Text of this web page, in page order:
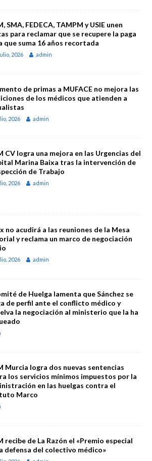
SMA, FEDECA, TAMPM y USIE unen
para reclamar que se recupere la paga
que suma 16 años recortada
2026 admin
de primas a MUFACE no mejora las
de los médicos que atienden a
2026 admin
CV logra una mejora en las Urgencias del
Marina Baixa tras la intervención de
de Trabajo
2026 admin
no acudirá a las reuniones de la Mesa
y reclama un marco de negociación
2026 admin
de Huelga lamenta que Sánchez se
de perfil ante el conflicto médico y
la negociación al ministerio que la ha
Murcia logra dos nuevas sentencias
los servicios mínimos impuestos por la
en las huelgas contra el
Marco
recibe de La Razón el «Premio especial
defensa del colectivo médico»